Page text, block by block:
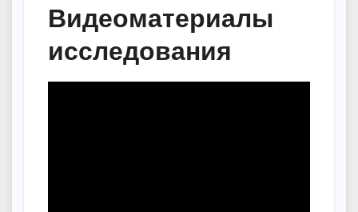
Видеоматериалы
исследования